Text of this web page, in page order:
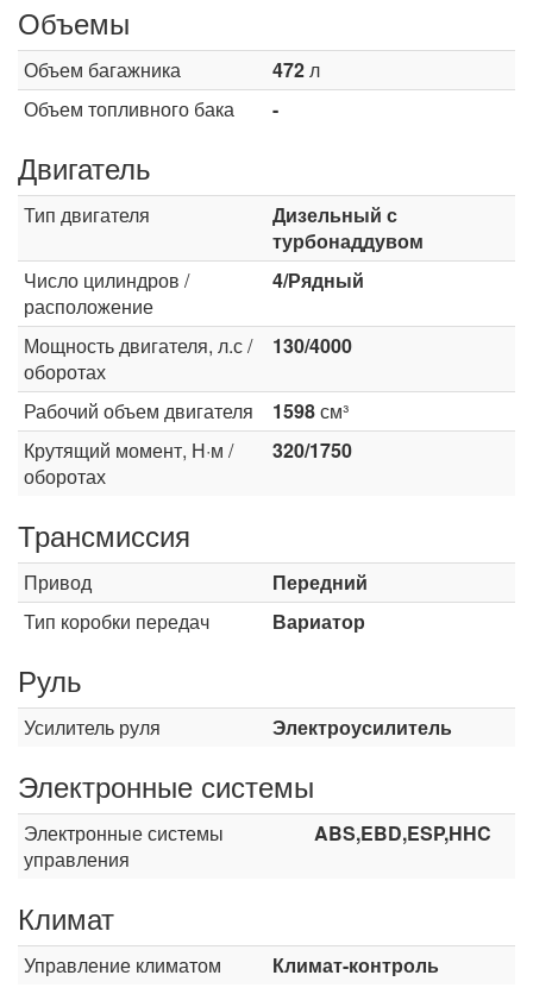
Объемы
Объем багажника 472л
Объем топливного бака
-
Двигатель
Тип двигателя
Дизельный с
турбонаддувом
Число цилиндров /
расположение
4/Рядный
Мощность двигателя, л.с /
оборотах
130/4000
Рабочий объем двигателя 1598см³
Крутящий момент, Н·м /
оборотах
320/1750
Трансмиссия
Привод
Передний
Тип коробки передач
Вариатор
Руль
Усилитель руля Электроусилитель
Электронные системы
Электронные системы
управления
ABS,EBD,ESP,HHC
Климат
Управление климатом Климат-контроль